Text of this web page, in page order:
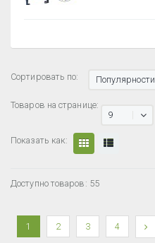
Сортировать по: Популярности
Товаров на странице:
9
Показать как:
Доступно товаров: 55
1 2 3 4